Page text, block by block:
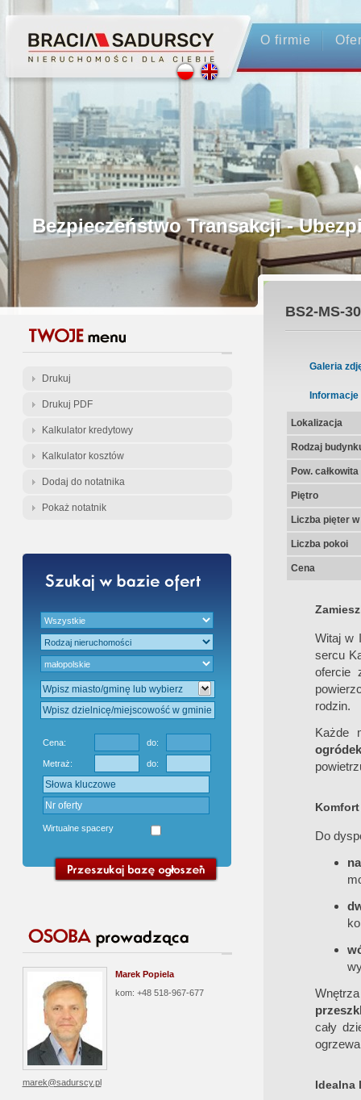
O firmie
Profesjonalne Pośrednictwo
Bezpieczeństwo Transakcji -
Licencjonowani Pośrednicy
Gwarancja Zwrotu Zadatku
Gratis - Przedwstępna Umowa
Drukuj
Drukuj PDF
Kalkulator kredytowy
Kalkulator kosztów
Dodaj do notatnika
Pokaż notatnik
Cena: do:
Metraż: do:
Wirtualne spacery
Marek Popiela
kom: +48 518-967-677
marek@sadurscy.pl
BS2-MS-
Galeria
Informacje
Lokalizacja
Rodzaj
Pow.
Piętro
Liczba pięter
Liczba pokoi
Cena
Witaj w
sercu
ofercie
rodzin.
Każde
ogródek
Do
cały
Idealna